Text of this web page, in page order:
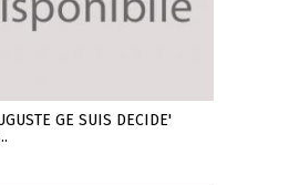
GE SUIS DECIDE'